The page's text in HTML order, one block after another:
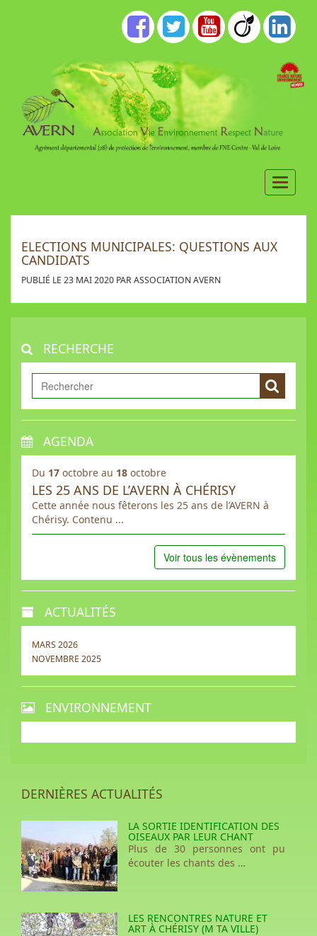
ELECTIONS MUNICIPALES: QUESTIONS AUX
CANDIDATS
PUBLIÉ LE 23 MAI 2020 PAR ASSOCIATION AVERN
RECHERCHE
AGENDA
Du 17 octobre au 18 octobre
LES 25 ANS DE L’AVERN À CHÉRISY
Cette année nous fêterons les 25 ans de l’AVERN à
Chérisy. Contenu ...
Voir tous les évènements
ACTUALITÉS
MARS 2026
NOVEMBRE 2025
ENVIRONNEMENT
DERNIÈRES ACTUALITÉS
LA SORTIE IDENTIFICATION DES
OISEAUX PAR LEUR CHANT
Plus de 30 personnes ont pu
écouter les chants des …
LES RENCONTRES NATURE ET
ART À CHÉRISY (M TA VILLE)